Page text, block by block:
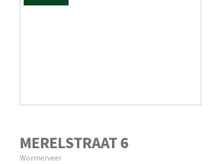
MERELSTRAAT 6
Wormerveer